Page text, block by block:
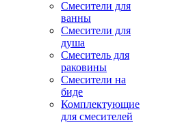
Смесители для
ванны
Смесители для
душа
Смеситель для
раковины
Смесители на
биде
Комплектующие
для смесителей